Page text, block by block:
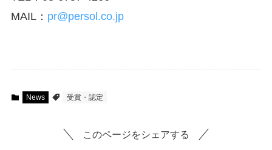
MAIL： pr@persol.co.jp
News 受賞・認定
このページをシェアする